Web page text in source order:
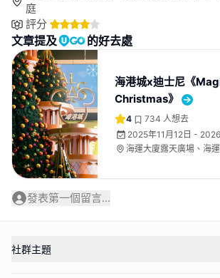
庭
評分
文章提及 的好去處
海港城x迪士尼《
Christmas》
4 734 人想去
2025年11月12日 -
海運大廈露天廣場、海
發表第一個留言...
社群主題